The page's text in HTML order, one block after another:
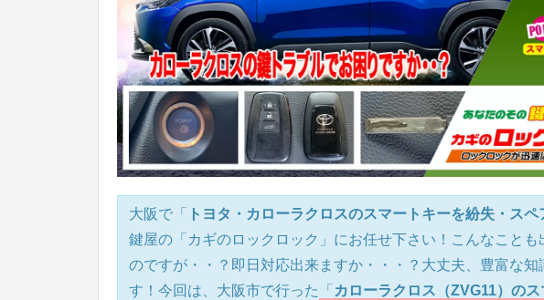
大阪で「 トヨタ・カローラクロスのスマートキーを紛失・ス
鍵屋の「カギのロックロック」にお任せ下さい！こんなこと
のですが・・？即日対応出来ますか・・・？大丈夫、豊富な知
す！今回は、大阪市で行った
「 カローラクロス（ZVG11）の